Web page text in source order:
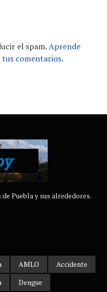
el spam.Aprende
tus comentarios.
Puebla y sus alrededores.
AMLO
Accidente
Dengue